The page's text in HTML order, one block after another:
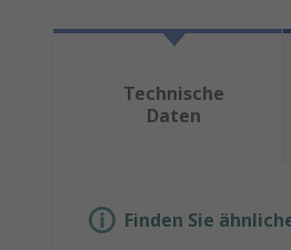
Technische
Daten
Finden Sie